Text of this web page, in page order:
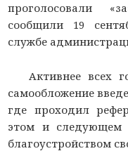
проголосовали
сообщили 19
службе
Активнее всех
самообложение
где проходил
этом и следующем
благоустройством